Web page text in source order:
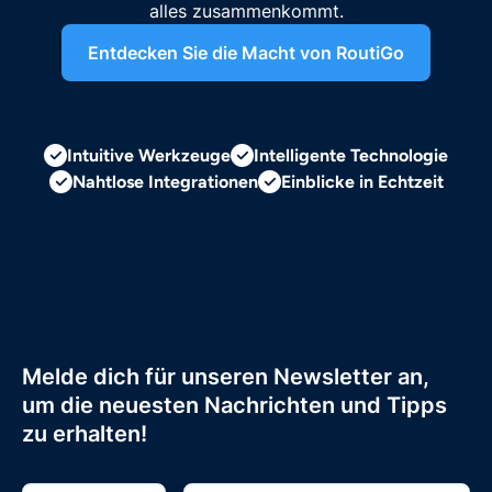
alles zusammenkommt.
Entdecken Sie die Macht von RoutiGo
Intuitive Werkzeuge
Intelligente Technologie
Nahtlose Integrationen
Einblicke in Echtzeit
Melde dich für unseren Newsletter an,
um die neuesten Nachrichten und Tipps
zu erhalten!